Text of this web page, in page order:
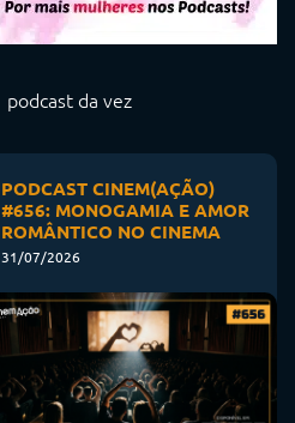
podcast da vez
PODCAST CINEM(AÇÃO)
#656: MONOGAMIA E AMOR
ROMÂNTICO NO CINEMA
31/07/2026